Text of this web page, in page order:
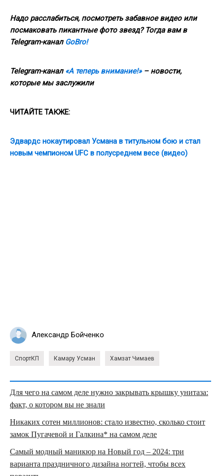
Надо расслабиться, посмотреть забавное видео или
посмаковать пикантные фото звезд? Тогда вам в
Telegram-канал GoBro!
Telegram-канал «А теперь внимание!»– новости,
которые мы заслужили
ЧИТАЙТЕ ТАКЖЕ:
Эдвардс нокаутировал Усмана в титульном бою и стал
новым чемпионом UFC в полусреднем весе (видео)
Александр Бойченко
СпортКП Камару Усман Хамзат Чимаев
Для чего на самом деле нужно закрывать крышку унитаза:
факт, о котором вы не знали
Никаких сотен миллионов: стало известно, сколько стоит
замок Пугачевой и Галкина* на самом деле
Самый модный маникюр на Новый год – 2024: три
варианта праздничного дизайна ногтей, чтобы всех